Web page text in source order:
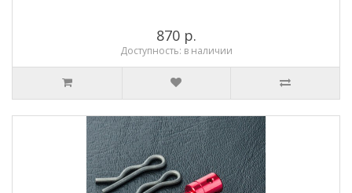
870 р.
Доступность: в наличии